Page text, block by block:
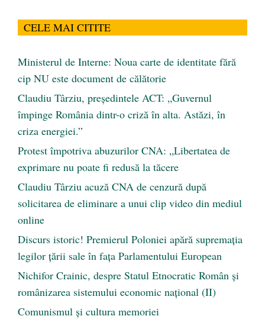
CELE MAI CITITE
Ministerul de Interne: Noua carte de identitate fără
cip NU este document de călătorie
Claudiu Târziu, președintele ACT: „Guvernul
împinge România dintr-o criză în alta. Astăzi, în
criza energiei.”
Protest împotriva abuzurilor CNA: „Libertatea de
exprimare nu poate fi redusă la tăcere
Claudiu Târziu acuză CNA de cenzură după
solicitarea de eliminare a unui clip video din mediul
online
Discurs istoric! Premierul Poloniei apără supremația
legilor țării sale în fața Parlamentului European
Nichifor Crainic, despre Statul Etnocratic Român şi
românizarea sistemului economic naţional (II)
Comunismul şi cultura memoriei